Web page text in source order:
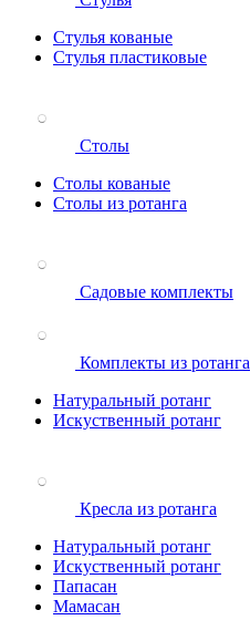
Стулья кованые
Стулья пластиковые
Столы
Столы кованые
Столы из ротанга
Садовые комплекты
Комплекты из ротанга
Натуральный ротанг
Искуственный ротанг
Кресла из ротанга
Натуральный ротанг
Искуственный ротанг
Папасан
Мамасан